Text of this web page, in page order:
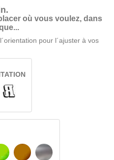
.
où vous voulez, dans
pour l´ajuster à vos
Renversé
VERT CLAIR
NOISETTEARGENT